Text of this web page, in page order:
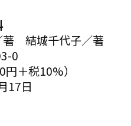
結城千代子／著
0
＋税10%）
17日